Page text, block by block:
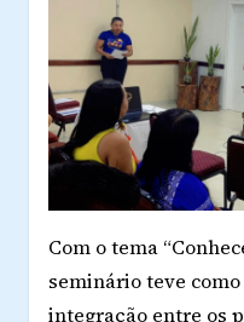
Com o tema
seminário teve
integração entre os